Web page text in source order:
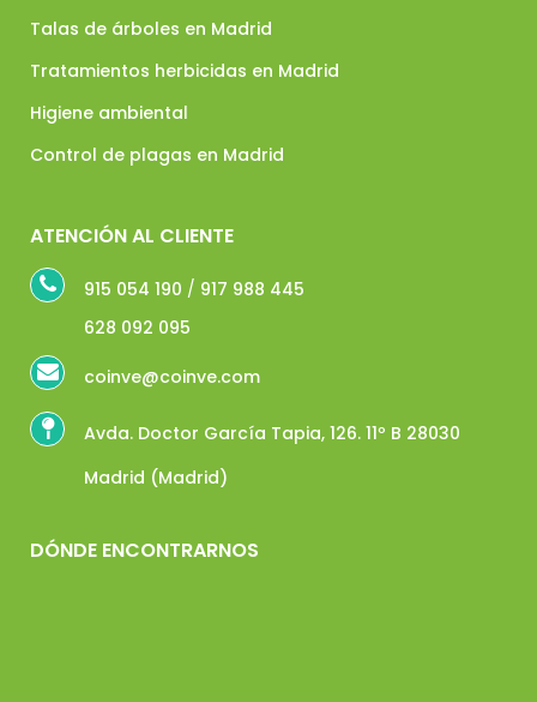
Talas de árboles en Madrid
Tratamientos herbicidas en Madrid
Higiene ambiental
Control de plagas en Madrid
ATENCIÓN AL CLIENTE
915 054 190 / 917 988 445
628 092 095
coinve@coinve.com
Avda. Doctor García Tapia, 126. 11º B 28030
Madrid (Madrid)
DÓNDE ENCONTRARNOS